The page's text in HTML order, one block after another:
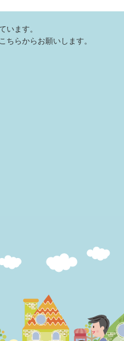
います。
ちらからお願いします。